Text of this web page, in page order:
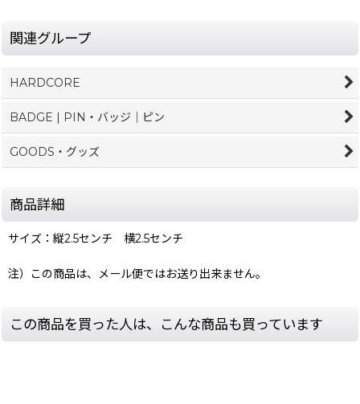
関連グループ
HARDCORE
BADGE | PIN・バッジ｜ピン
GOODS・グッズ
商品詳細
サイズ：縦2.5センチ 横2.5センチ
注）この商品は、メール便ではお送り出来ません。
この商品を買った人は、こんな商品も買っています